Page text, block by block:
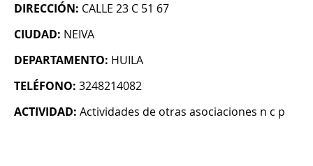
DIRECCIÓN: CALLE 23 C 51 67
CIUDAD: NEIVA
DEPARTAMENTO: HUILA
TELÉFONO: 3248214082
ACTIVIDAD: Actividades de otras asociaciones n c p